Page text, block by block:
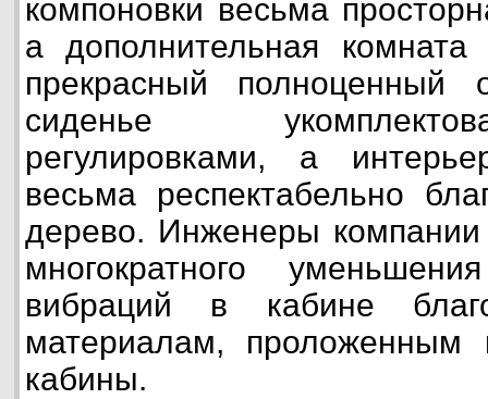
компоновки весьма
а дополнительная комната
прекрасный полноценный
сиденье
регулировками, а
весьма респектабельно
дерево. Инженеры
многократного
вибраций в кабине
материалам, проложенным
кабины.